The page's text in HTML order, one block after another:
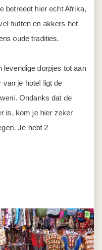
betreedt hier echt Afrika,
hutten en akkers het
oude tradities.
dorpjes tot aan
je hotel ligt de
Ondanks dat de
is, kom je hier zeker
Je hebt 2